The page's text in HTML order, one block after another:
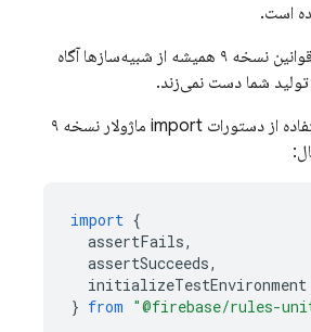
کتابخانه تست واحد قوانین نسخه ۹ همیشه از شبیه‌سازها آگاه
شما دست نمی‌زند.
شما کتابخانه را با استفاده از دستورات import ماژولار نسخه ۹
import {
assertFails,
assertSucceeds,
initializeTestEnvironment
} from "@firebase/rules-